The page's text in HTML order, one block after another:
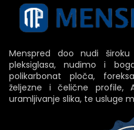
Menspred doo nudi
pleksiglasa, nudimo i
polikarbonat ploča,
željezne i čelične profile,
uramljivanje slika, te usluge